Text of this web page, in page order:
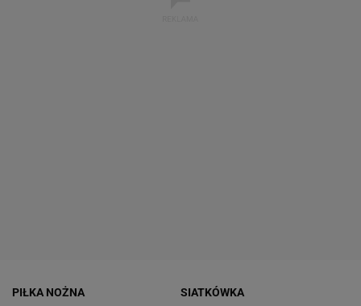
PIŁKA NOŻNA SIATKÓWKA